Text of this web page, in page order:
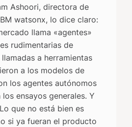
Ashoori, directora de
watsonx, lo dice claro:
llama «agentes»
rudimentarias de
a herramientas
a los modelos de
los agentes autónomos
ensayos generales. Y
que no está bien es
si ya fueran el producto